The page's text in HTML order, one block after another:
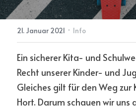
21. Januar 2021 · Info
Ein sicherer Kita- und
Recht unserer Kinder- und
Gleiches gilt für den Weg zur
Hort. Darum schauen wir uns